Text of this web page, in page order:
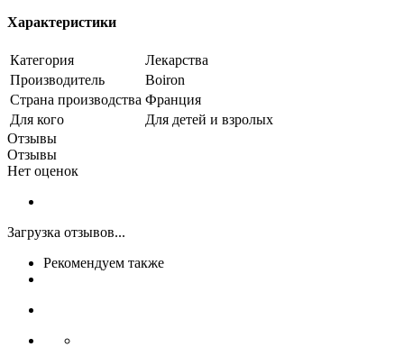
Характеристики
Категория
Лекарства
Производитель
Boiron
Страна производства Франция
Для кого
Для детей и взролых
Отзывы
Отзывы
Нет оценок
Загрузка отзывов...
Рекомендуем также